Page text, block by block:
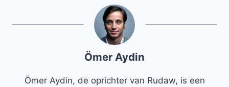
Ömer Aydin
Ömer Aydin, de oprichter van Rudaw, is een